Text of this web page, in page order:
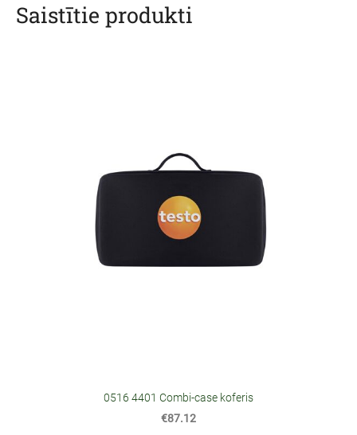
Saistītie produkti
0516 4401 Combi-case koferis
€87.12